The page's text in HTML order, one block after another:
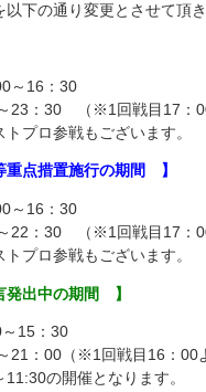
下の通り変更とさせて頂き
～16：30
23：30 （※1回戦目17：00
プロ参戦もございます。
重点措置施行の期間 】
～16：30
22：30 （※1回戦目17：00
プロ参戦もございます。
発出中の期間 】
15：30
21：00（※1回戦目16：00
の開催となります。